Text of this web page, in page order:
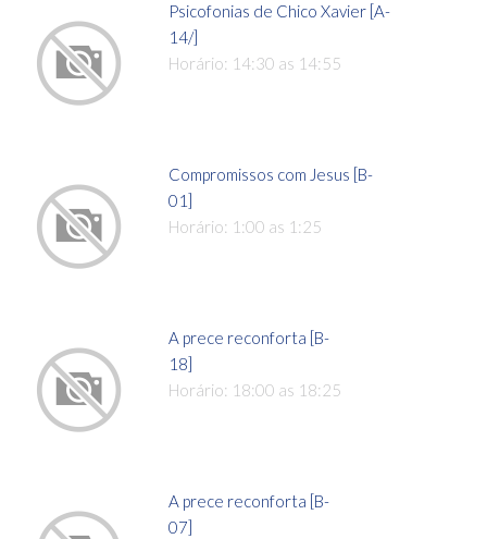
Psicofonias de Chico Xavier [A-
14/]
Horário: 14:30 as 14:55
Compromissos com Jesus [B-
01]
Horário: 1:00 as 1:25
A prece reconforta [B-
18]
Horário: 18:00 as 18:25
A prece reconforta [B-
07]